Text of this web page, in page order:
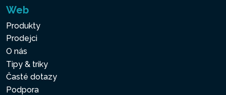
Web
Produkty
Prodejci
O nás
Tipy & triky
Časté dotazy
Podpora